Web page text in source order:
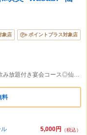
象店 ポイントプラス対象店
仙台駅北３出口より徒歩2分!!全席個室居酒屋★3時間飲み放題付き宴会コース◎仙台名物牛タン×伊達美味和食料理
料
5,000円
（税込）